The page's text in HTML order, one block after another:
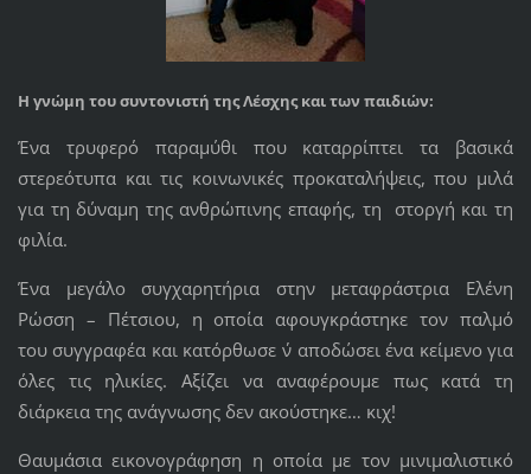
Η γνώμη του συντονιστή της Λέσχης και των παιδιών:
Ένα τρυφερό παραμύθι που καταρρίπτει τα βασικά
στερεότυπα και τις κοινωνικές προκαταλήψεις, που μιλά
για τη δύναμη της ανθρώπινης επαφής, τη στοργή και τη
φιλία.
Ένα μεγάλο συγχαρητήρια στην μεταφράστρια Ελένη
Ρώσση – Πέτσιου, η οποία αφουγκράστηκε τον παλμό
του συγγραφέα και κατόρθωσε ν΄ αποδώσει ένα κείμενο για
όλες τις ηλικίες. Αξίζει να αναφέρουμε πως κατά τη
διάρκεια της ανάγνωσης δεν ακούστηκε… κιχ!
Θαυμάσια εικονογράφηση η οποία με τον μινιμαλιστικό